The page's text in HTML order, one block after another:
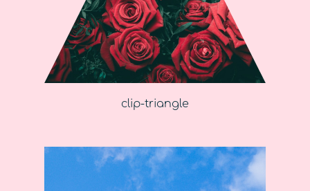
clip-triangle